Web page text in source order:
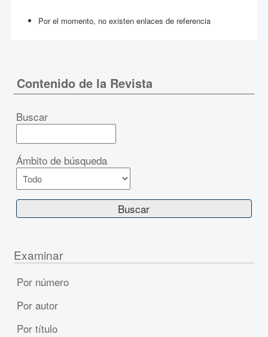
Por el momento, no existen enlaces de referencia
Contenido de la Revista
Buscar
Ámbito de búsqueda
Examinar
Por número
Por autor
Por título